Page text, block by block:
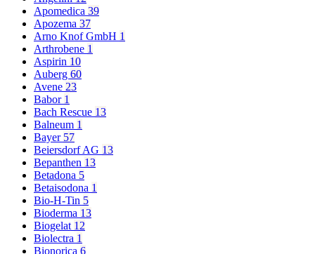
Apomedica 39
Apozema 37
Arno Knof GmbH 1
Arthrobene 1
Aspirin 10
Auberg 60
Avene 23
Babor 1
Bach Rescue 13
Balneum 1
Bayer 57
Beiersdorf AG 13
Bepanthen 13
Betadona 5
Betaisodona 1
Bio-H-Tin 5
Bioderma 13
Biogelat 12
Biolectra 1
Bionorica 6